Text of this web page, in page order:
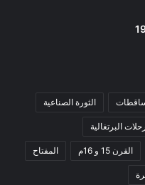
الثورة الصناعية
البرتغالية
القرن 15 و 16م المفتاح